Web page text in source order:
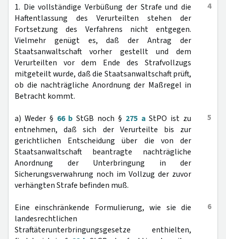
4
1. Die vollständige Verbüßung der Strafe und die
Haftentlassung des Verurteilten stehen der
Fortsetzung des Verfahrens nicht entgegen.
Vielmehr genügt es, daß der Antrag der
Staatsanwaltschaft vorher gestellt und dem
Verurteilten vor dem Ende des Strafvollzugs
mitgeteilt wurde, daß die Staatsanwaltschaft prüft,
ob die nachträgliche Anordnung der Maßregel in
Betracht kommt.
5
a) Weder § 66 b StGB noch § 275 a StPO ist zu
entnehmen, daß sich der Verurteilte bis zur
gerichtlichen Entscheidung über die von der
Staatsanwaltschaft beantragte nachträgliche
Anordnung der Unterbringung in der
Sicherungsverwahrung noch im Vollzug der zuvor
verhängten Strafe befinden muß.
6
Eine einschränkende Formulierung, wie sie die
landesrechtlichen
Straftäterunterbringungsgesetze enthielten,